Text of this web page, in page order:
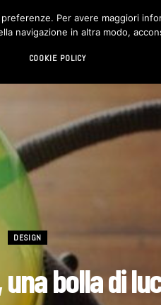
HI-TECH CHI SIAMO
DESIGN
una bolla di
Per avere maggiori
navigazione in altra modo,
COOKIE POLICY